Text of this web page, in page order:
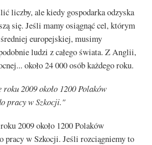
liczby, ale kiedy gospodarka odzyska
się. Jeśli mamy osiągnąć cel, którym
europejskiej, musimy
ludzi z całego świata. Z Anglii,
około 24 000 osób każdego roku.
2009 około 1200 Polaków
pracy w Szkocji."
2009 około 1200 Polaków
pracy w Szkocji. Jeśli rozciągniemy to